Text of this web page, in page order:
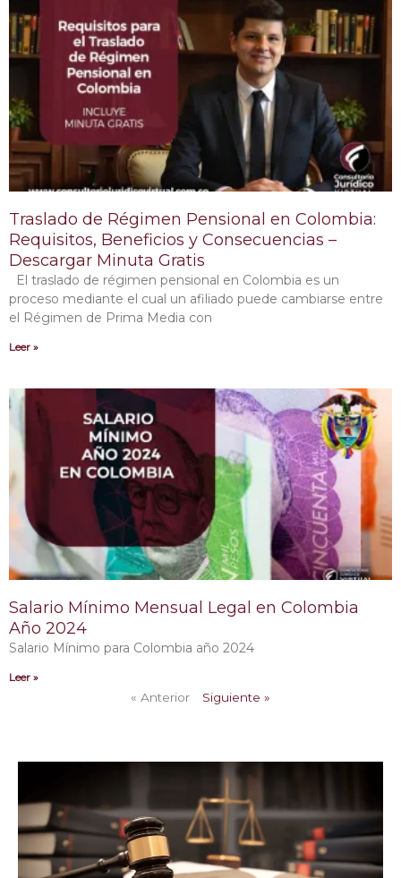
Traslado de Régimen Pensional en Colombia:
Requisitos, Beneficios y Consecuencias –
Descargar Minuta Gratis
El traslado de régimen pensional en Colombia es un
proceso mediante el cual un afiliado puede cambiarse entre
el Régimen de Prima Media con
Leer »
Salario Mínimo Mensual Legal en Colombia
Año 2024
Salario Mínimo para Colombia año 2024
Leer »
« Anterior Siguiente »